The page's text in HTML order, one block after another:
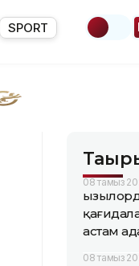
SPORT
08 тамыз
астам
08 тамыз